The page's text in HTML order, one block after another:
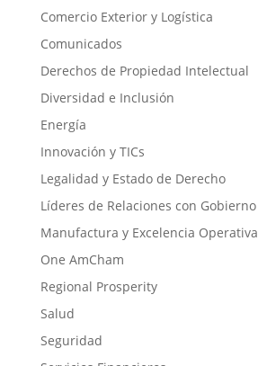
Comercio Exterior y Logística
Comunicados
Derechos de Propiedad Intelectual
Diversidad e Inclusión
Energía
Innovación y TICs
Legalidad y Estado de Derecho
Líderes de Relaciones con Gobierno
Manufactura y Excelencia Operativa
One AmCham
Regional Prosperity
Salud
Seguridad